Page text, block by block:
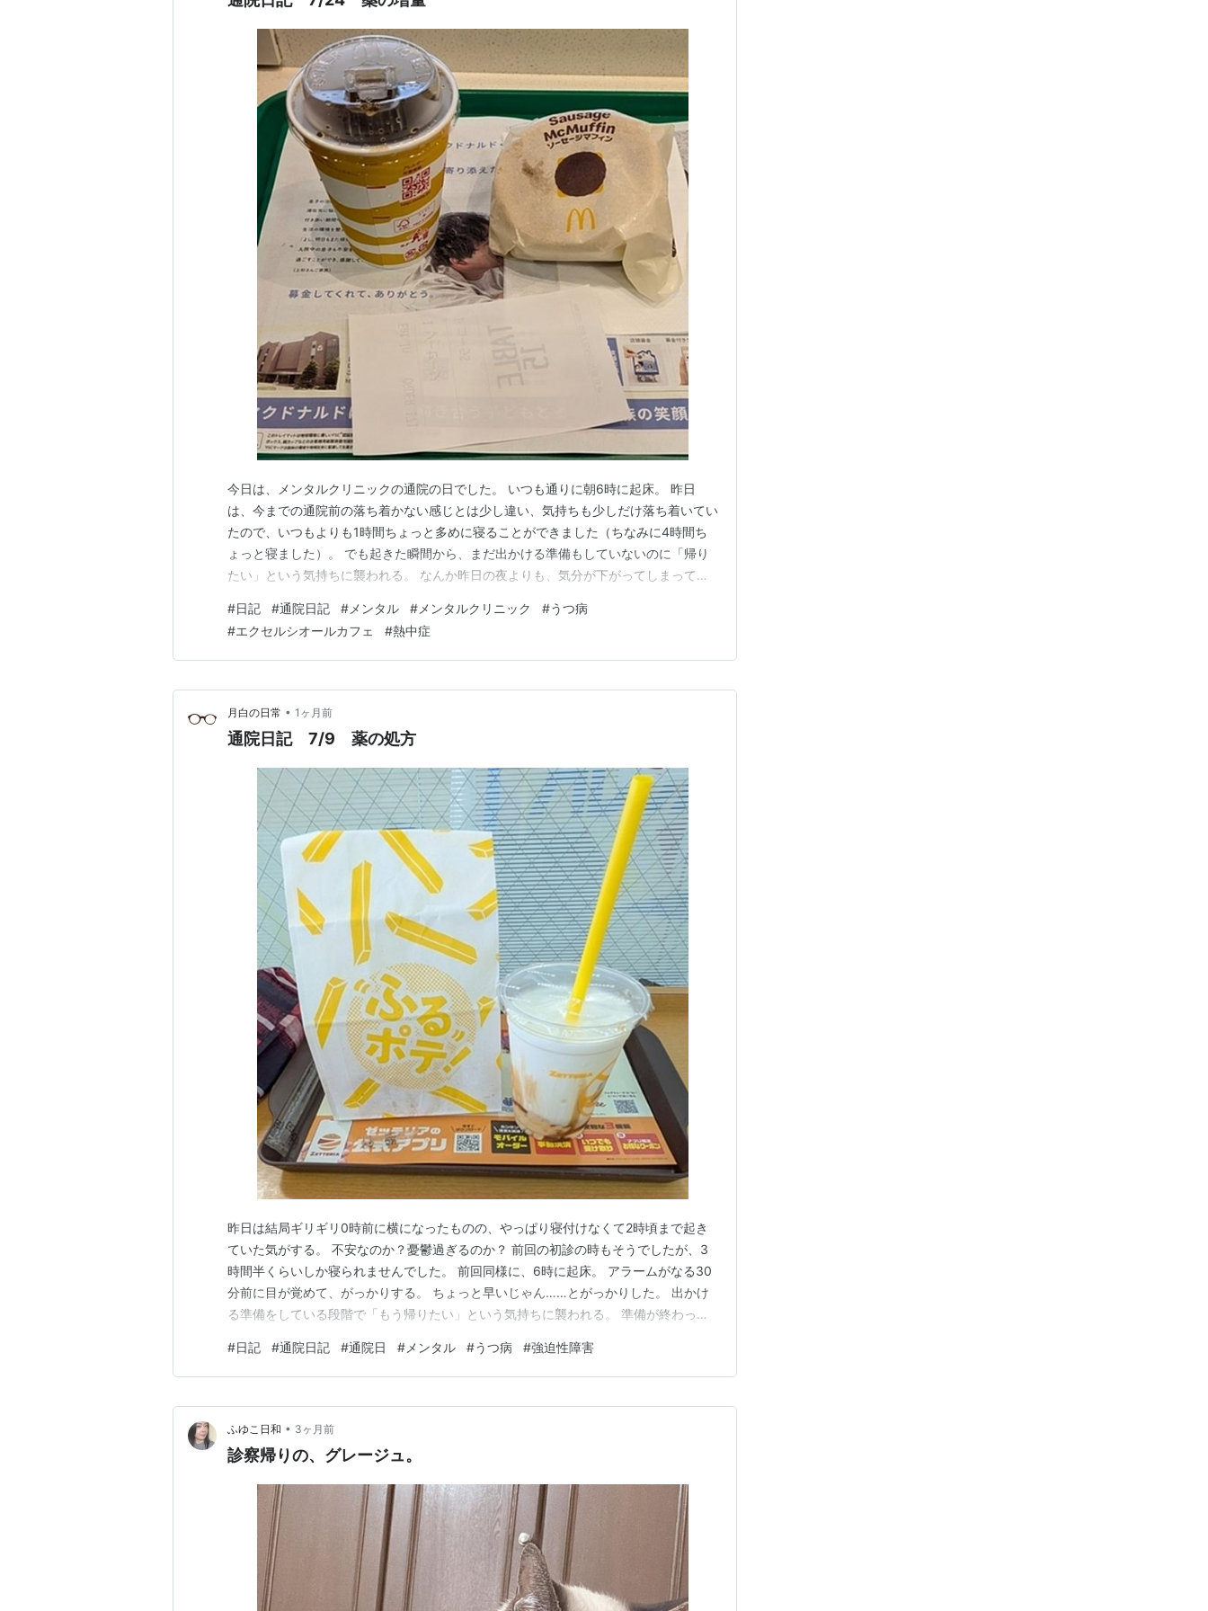
今日は、メンタルクリニックの通院の日でした。 いつも通りに朝6時に起床。 昨日
は、今までの通院前の落ち着かない感じとは少し違い、気持ちも少しだけ落ち着いてい
たので、いつもよりも1時間ちょっと多めに寝ることができました（ちなみに4時間ち
ょっと寝ました）。 でも起きた瞬間から、まだ出かける準備もしていないのに「帰り
たい」という気持ちに襲われる。 なんか昨日の夜よりも、気分が下がってしまってい
で、ゴミ捨てに行って、帰ってきて40分くらいはゆっくりと過ごす。 8時20分ごろに
家を出る。 駅のホームについたのは、電車が来る10分…
#日記 #通院日記 #メンタル #メンタルクリニック #うつ病
#エクセルシオールカフェ #熱中症
月白の日常 • 1ヶ月前
通院日記 7/9 薬の処方
昨日は結局ギリギリ0時前に横になったものの、やっぱり寝付けなくて2時頃まで起き
ていた気がする。 不安なのか？憂鬱過ぎるのか？ 前回の初診の時もそうでしたが、3
時間半くらいしか寝られませんでした。 前回同様に、6時に起床。 アラームがなる30
分前に目が覚めて、がっかりする。 ちょっと早いじゃん……とがっかりした。 出かけ
る準備をしている段階で「もう帰りたい」という気持ちに襲われる。 準備が終わっ
だでさえ汗かくのに、どうしても走りたくなかったので、早すぎない？というくらいの
時間に家を出る。 余裕で間に合ったし、走らなく…
#日記 #通院日記 #通院日 # メンタル #うつ病 #強迫性障害
ふゆこ日和 • 3ヶ月前
診察帰りの、グレージュ。